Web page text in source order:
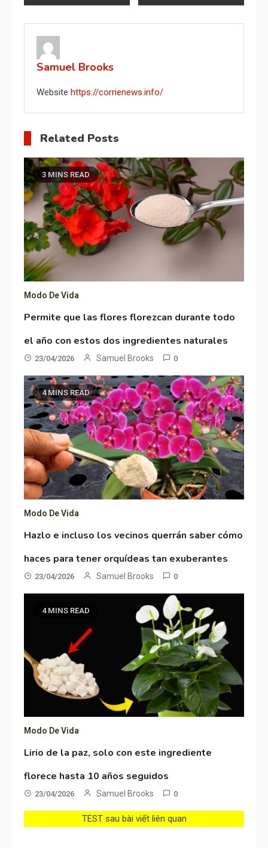
navigation
Samuel Brooks
Website https://corrienews.info/
Related Posts
3 MINS READ
Modo De Vida
Permite que las flores florezcan durante todo
el año con estos dos ingredientes naturales
23/04/2026 Samuel Brooks 0
4 MINS READ
Modo De Vida
Hazlo e incluso los vecinos querrán saber cómo
haces para tener orquídeas tan exuberantes
23/04/2026 Samuel Brooks 0
4 MINS READ
Modo De Vida
Lirio de la paz, solo con este ingrediente
florece hasta 10 años seguidos
23/04/2026 Samuel Brooks 0
TEST sau bài viết liên quan